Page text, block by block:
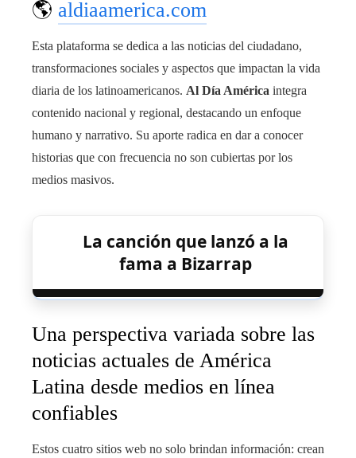
🌎 aldiaamerica.com
Esta plataforma se dedica a las noticias del ciudadano,
transformaciones sociales y aspectos que impactan la vida
diaria de los latinoamericanos. Al Día América integra
contenido nacional y regional, destacando un enfoque
humano y narrativo. Su aporte radica en dar a conocer
historias que con frecuencia no son cubiertas por los
medios masivos.
La canción que lanzó a la
fama a Bizarrap
Una perspectiva variada sobre las
noticias actuales de América
Latina desde medios en línea
confiables
Estos cuatro sitios web no solo brindan información: crean